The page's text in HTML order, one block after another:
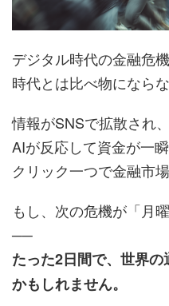
デジタル時代の金融危
時代とは比べ物になら
情報がSNSで拡散され、
AIが反応して資金が一瞬
クリック一つで金融市
もし、次の危機が「月
──
たった2日間で、世界
かもしれません。